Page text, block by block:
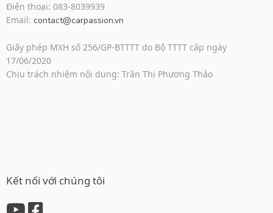
Điện thoại: 083-8039939
Email: contact@carpassion.vn
Giấy phép MXH số 256/GP-BTTTT do Bộ TTTT cấp ngày
17/06/2020
Chịu trách nhiệm nội dung: Trần Thị Phương Thảo
Kết nối với chúng tôi